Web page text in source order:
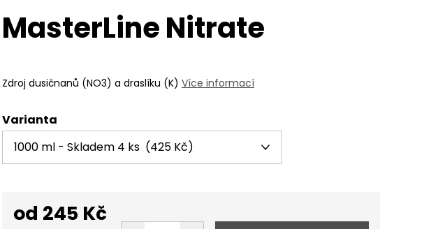
MasterLine Nitrate
Zdroj dusičnanů (NO3) a draslíku (K) Více informací
Varianta
od 245 Kč